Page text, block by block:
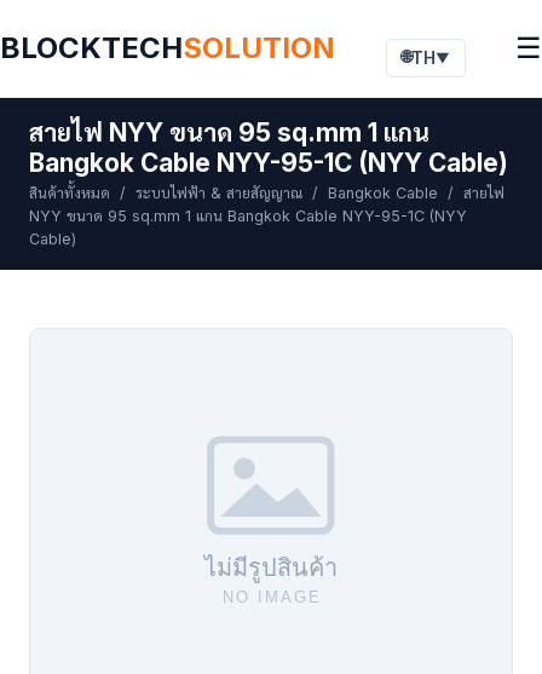
BLOCKTECHSOLUTION 🌐TH ▼ ☰
สายไฟ NYY ขนาด 95 sq.mm 1 แกน
Bangkok Cable NYY-95-1C (NYY Cable)
สินค้าทั้งหมด / ระบบไฟฟ้า & สายสัญญาณ / Bangkok Cable / สายไฟ
NYY ขนาด 95 sq.mm 1 แกน Bangkok Cable NYY-95-1C (NYY
Cable)